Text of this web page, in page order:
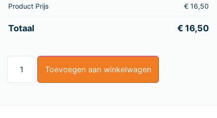
Product Prijs
€ 16,50
Totaal € 16,50
Toevoegen aan winkelwagen